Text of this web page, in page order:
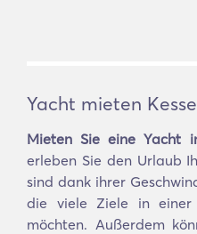
Yacht mieten
Mieten Sie eine Yacht
erleben Sie den Urlaub
sind dank ihrer
die viele Ziele in einer
möchten. Außerdem